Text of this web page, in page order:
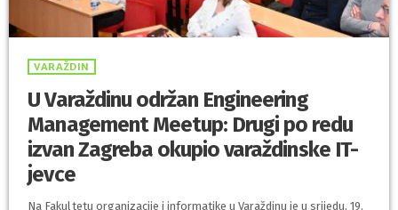
VARAŽDIN
U Varaždinu održan Engineering
Management Meetup: Drugi po redu
izvan Zagreba okupio varaždinske IT-
jevce
Na Fakultetu organizacije i informatike u Varaždinu je u srijedu, 19.